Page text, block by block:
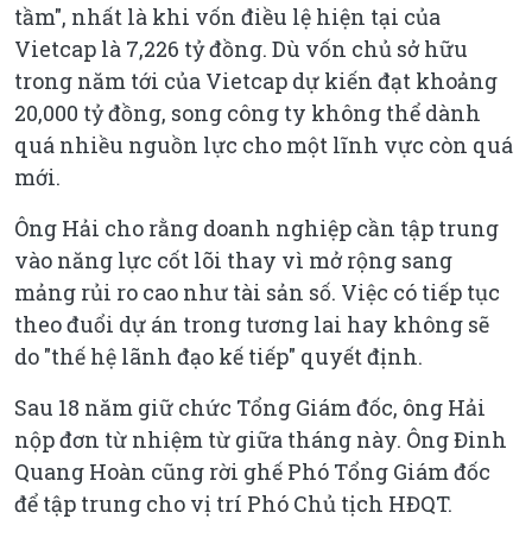
tầm", nhất là khi vốn điều lệ hiện tại của
Vietcap là 7,226 tỷ đồng. Dù vốn chủ sở hữu
trong năm tới của Vietcap dự kiến đạt khoảng
20,000 tỷ đồng, song công ty không thể dành
quá nhiều nguồn lực cho một lĩnh vực còn quá
mới.
Ông Hải cho rằng doanh nghiệp cần tập trung
vào năng lực cốt lõi thay vì mở rộng sang
mảng rủi ro cao như tài sản số. Việc có tiếp tục
theo đuổi dự án trong tương lai hay không sẽ
do "thế hệ lãnh đạo kế tiếp" quyết định.
Sau 18 năm giữ chức Tổng Giám đốc, ông Hải
nộp đơn từ nhiệm từ giữa tháng này. Ông Đinh
Quang Hoàn cũng rời ghế Phó Tổng Giám đốc
để tập trung cho vị trí Phó Chủ tịch HĐQT.